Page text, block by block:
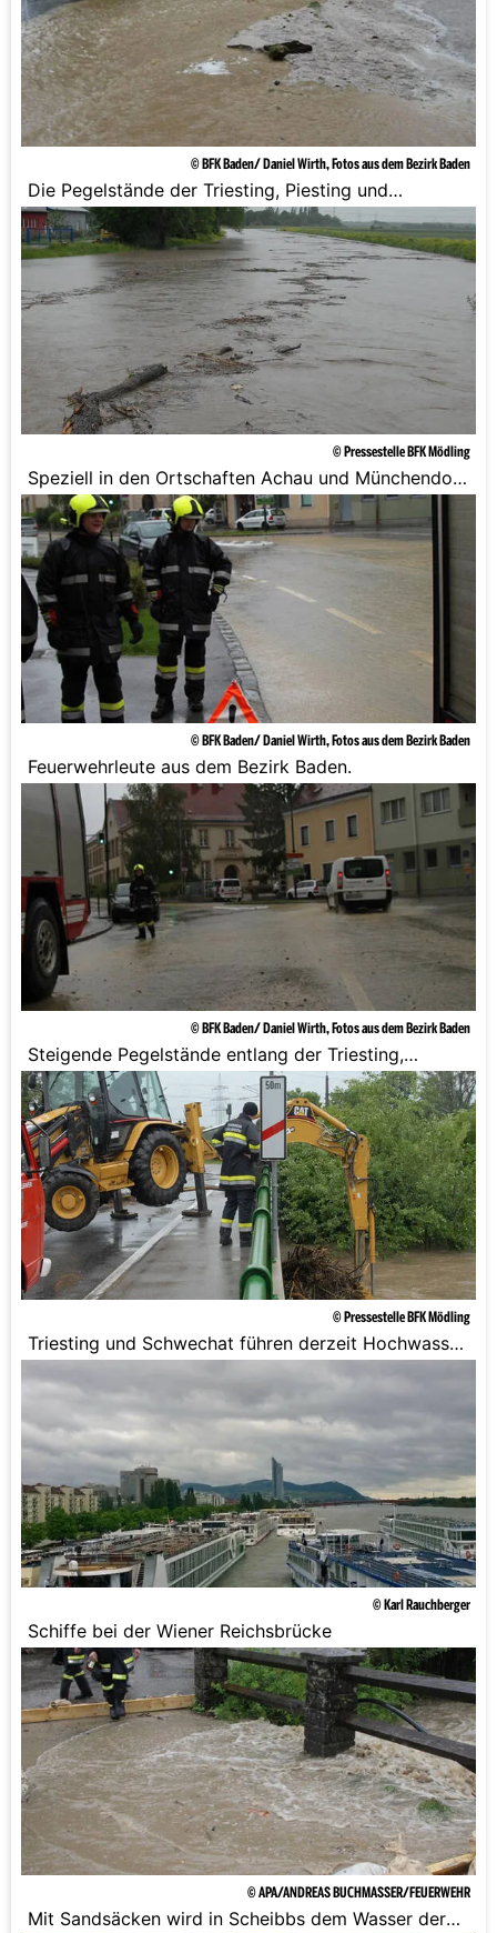
© BFK Baden/ Daniel Wirth, Fotos aus dem Bezirk Baden
Die Pegelstände der Triesting, Piesting und
Schwechat steigen.
© Pressestelle BFK Mödling
Speziell in den Ortschaften Achau und Münchendorf
spitzt sich die Lage zu.
© BFK Baden/ Daniel Wirth, Fotos aus dem Bezirk Baden
Feuerwehrleute aus dem Bezirk Baden.
© BFK Baden/ Daniel Wirth, Fotos aus dem Bezirk Baden
Steigende Pegelstände entlang der Triesting,
Piesting und Schwechat.
© Pressestelle BFK Mödling
Triesting und Schwechat führen derzeit Hochwasser
© Karl Rauchberger
Schiffe bei der Wiener Reichsbrücke
© APA/ANDREAS BUCHMASSER/FEUERWEHR
Mit Sandsäcken wird in Scheibbs dem Wasser der